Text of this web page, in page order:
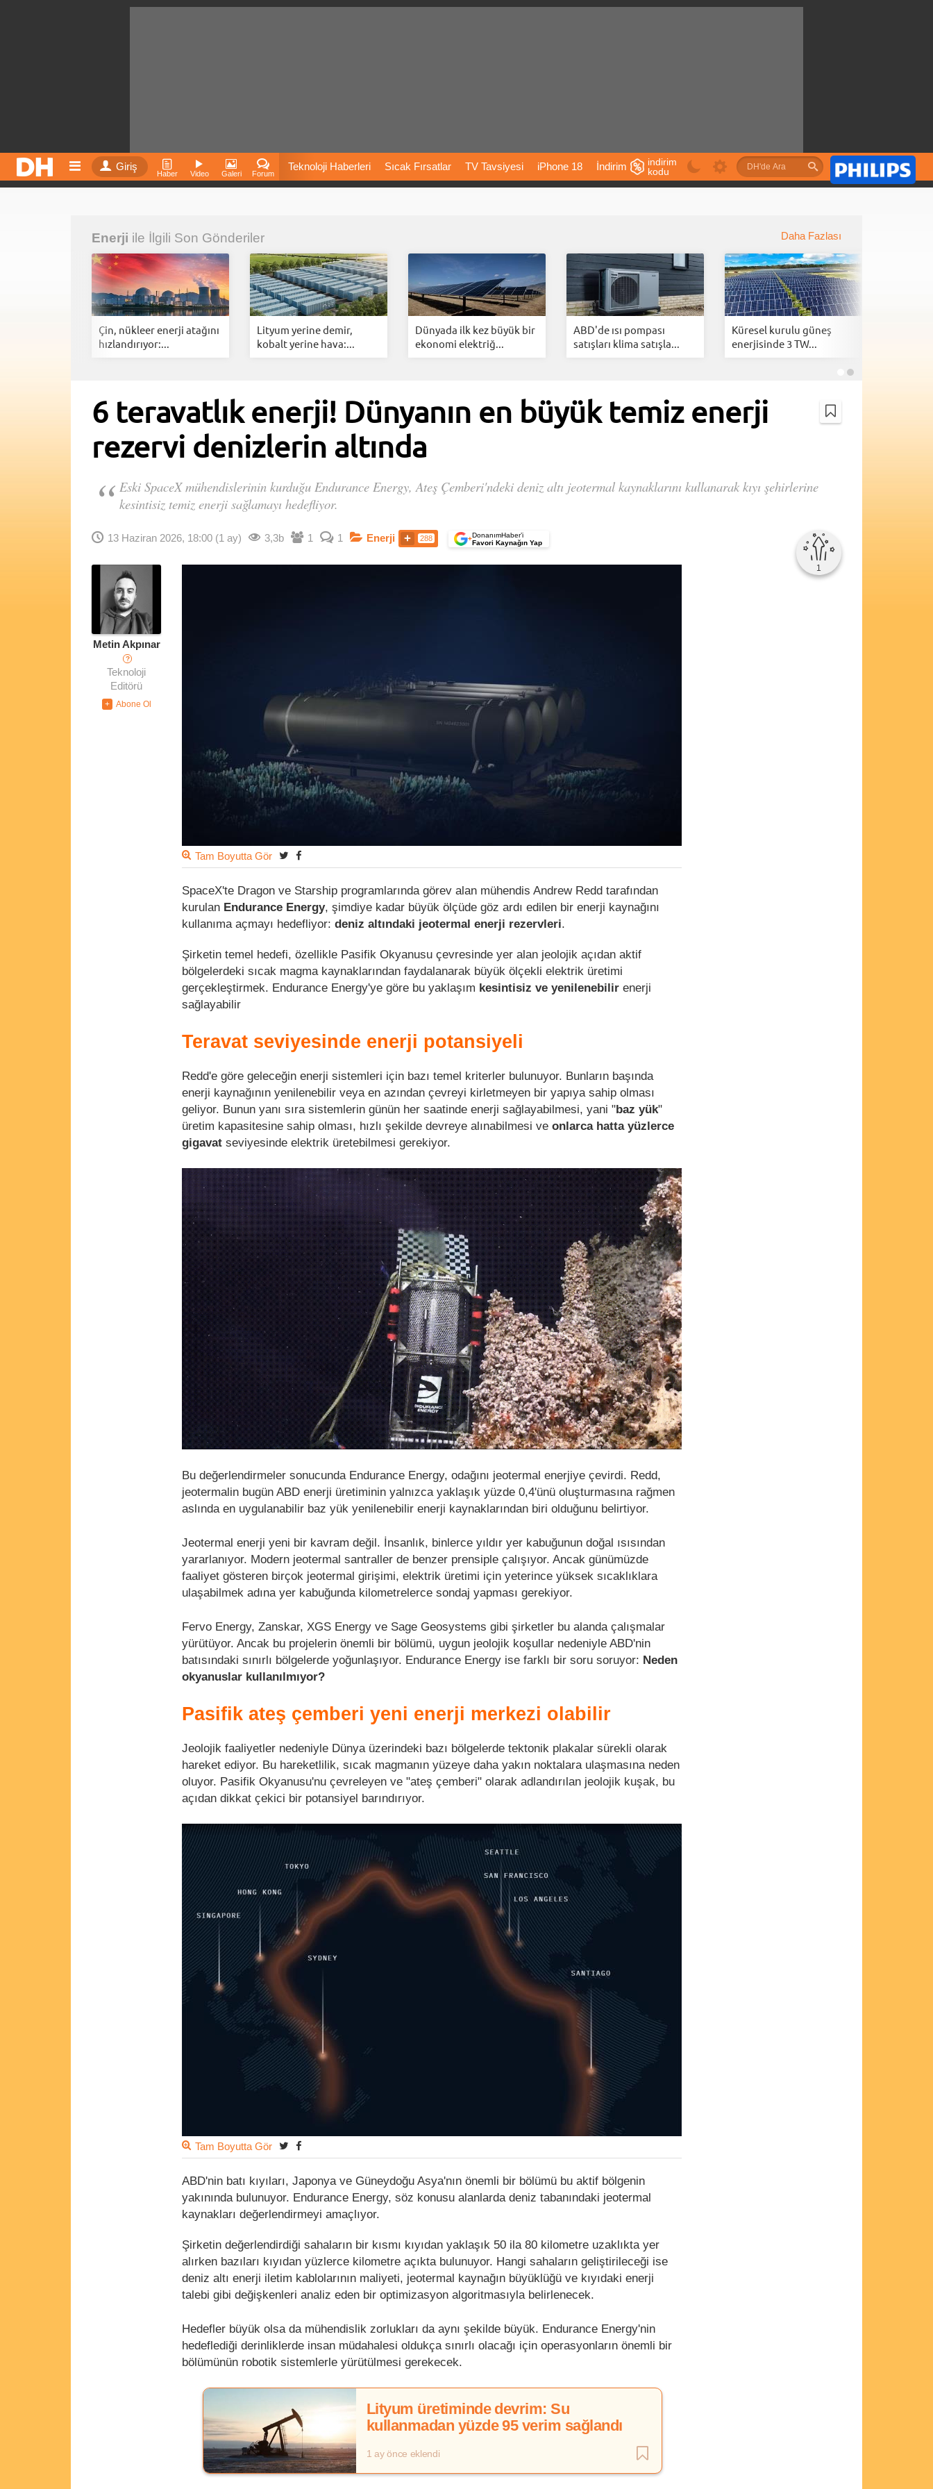
Giriş
Haber Video Galeri Forum
Teknoloji Haberleri Sıcak Fırsatlar TV Tavsiyesi iPhone 18 İndirim
İnstagram Dondurma Çöktü
indirim
kodu
Enerji ile İlgili Son Gönderiler Daha Fazlası
Çin, nükleer enerji atağını
hızlandırıyor:...
Lityum yerine demir,
kobalt yerine hava:...
Dünyada ilk kez büyük bir
ekonomi elektriğ...
ABD'de ısı pompası
satışları klima satışla...
Küresel kurulu güneş
enerjisinde 3 TW...
6 teravatlık enerji! Dünyanın en büyük temiz enerji
rezervi denizlerin altında
Eski SpaceX mühendislerinin kurduğu Endurance Energy, Ateş Çemberi'ndeki deniz altı jeotermal kaynaklarını kullanarak kıyı şehirlerine
kesintisiz temiz enerji sağlamayı hedefliyor.
13 Haziran 2026, 18:00 (1 ay) 3,3b 1 1 Enerji 288 +DonanımHaber’i
Favori Kaynağın Yap
1
Metin Akpınar
?
Teknoloji
Editörü
Tam Boyutta Gör
SpaceX'te Dragon ve Starship programlarında görev alan mühendis Andrew Redd tarafından
kurulan Endurance Energy, şimdiye kadar büyük ölçüde göz ardı edilen bir enerji kaynağını
kullanıma açmayı hedefliyor: deniz altındaki jeotermal enerji rezervleri.
Şirketin temel hedefi, özellikle Pasifik Okyanusu çevresinde yer alan jeolojik açıdan aktif
bölgelerdeki sıcak magma kaynaklarından faydalanarak büyük ölçekli elektrik üretimi
gerçekleştirmek. Endurance Energy'ye göre bu yaklaşım kesintisiz ve yenilenebilir enerji
sağlayabilir
Teravat seviyesinde enerji potansiyeli
Redd'e göre geleceğin enerji sistemleri için bazı temel kriterler bulunuyor. Bunların başında
enerji kaynağının yenilenebilir veya en azından çevreyi kirletmeyen bir yapıya sahip olması
geliyor. Bunun yanı sıra sistemlerin günün her saatinde enerji sağlayabilmesi, yani "baz yük"
üretim kapasitesine sahip olması, hızlı şekilde devreye alınabilmesi ve onlarca hatta yüzlerce
gigavat seviyesinde elektrik üretebilmesi gerekiyor.
Bu değerlendirmeler sonucunda Endurance Energy, odağını jeotermal enerjiye çevirdi. Redd,
jeotermalin bugün ABD enerji üretiminin yalnızca yaklaşık yüzde 0,4'ünü oluşturmasına rağmen
aslında en uygulanabilir baz yük yenilenebilir enerji kaynaklarından biri olduğunu belirtiyor.
Jeotermal enerji yeni bir kavram değil. İnsanlık, binlerce yıldır yer kabuğunun doğal ısısından
yararlanıyor. Modern jeotermal santraller de benzer prensiple çalışıyor. Ancak günümüzde
faaliyet gösteren birçok jeotermal girişimi, elektrik üretimi için yeterince yüksek sıcaklıklara
ulaşabilmek adına yer kabuğunda kilometrelerce sondaj yapması gerekiyor.
Fervo Energy, Zanskar, XGS Energy ve Sage Geosystems gibi şirketler bu alanda çalışmalar
yürütüyor. Ancak bu projelerin önemli bir bölümü, uygun jeolojik koşullar nedeniyle ABD'nin
batısındaki sınırlı bölgelerde yoğunlaşıyor. Endurance Energy ise farklı bir soru soruyor: Neden
okyanuslar kullanılmıyor?
Pasifik ateş çemberi yeni enerji merkezi olabilir
Jeolojik faaliyetler nedeniyle Dünya üzerindeki bazı bölgelerde tektonik plakalar sürekli olarak
hareket ediyor. Bu hareketlilik, sıcak magmanın yüzeye daha yakın noktalara ulaşmasına neden
oluyor. Pasifik Okyanusu'nu çevreleyen ve "ateş çemberi" olarak adlandırılan jeolojik kuşak, bu
açıdan dikkat çekici bir potansiyel barındırıyor.
Tam Boyutta Gör
ABD'nin batı kıyıları, Japonya ve Güneydoğu Asya'nın önemli bir bölümü bu aktif bölgenin
yakınında bulunuyor. Endurance Energy, söz konusu alanlarda deniz tabanındaki jeotermal
kaynakları değerlendirmeyi amaçlıyor.
Şirketin değerlendirdiği sahaların bir kısmı kıyıdan yaklaşık 50 ila 80 kilometre uzaklıkta yer
alırken bazıları kıyıdan yüzlerce kilometre açıkta bulunuyor. Hangi sahaların geliştirileceği ise
deniz altı enerji iletim kablolarının maliyeti, jeotermal kaynağın büyüklüğü ve kıyıdaki enerji
talebi gibi değişkenleri analiz eden bir optimizasyon algoritmasıyla belirlenecek.
Hedefler büyük olsa da mühendislik zorlukları da aynı şekilde büyük. Endurance Energy'nin
hedeflediği derinliklerde insan müdahalesi oldukça sınırlı olacağı için operasyonların önemli bir
bölümünün robotik sistemlerle yürütülmesi gerekecek.
Lityum üretiminde devrim: Su
kullanmadan yüzde 95 verim sağlandı
1 ay önce eklendi